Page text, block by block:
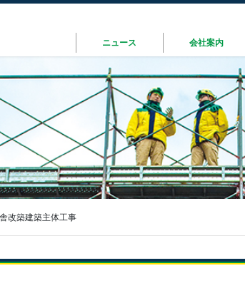
ニュース 会社案内
改築建築主体工事